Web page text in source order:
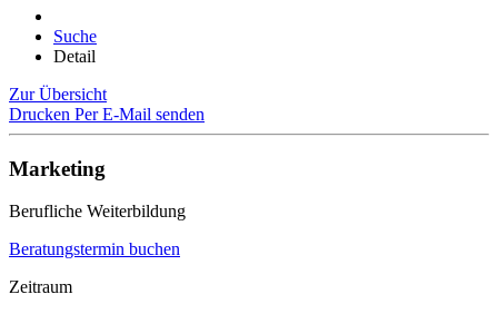
Suche
Detail
Zur Übersicht
Drucken Per E-Mail senden
Marketing
Berufliche Weiterbildung
Beratungstermin buchen
Zeitraum